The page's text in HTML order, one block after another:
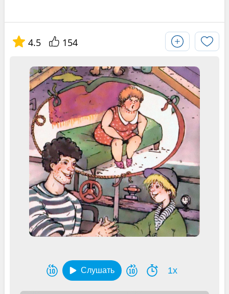
4.5 154
Слушать 1x